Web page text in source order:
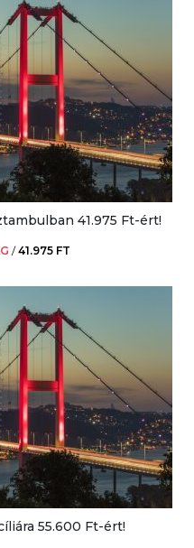
41.975 Ft-ért!
/41.975 FT
55.600 Ft-ért!